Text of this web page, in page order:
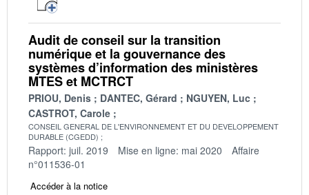
Audit de conseil sur la transition
numérique et la gouvernance des
systèmes d’information des ministères
MTES et MCTRCT
PRIOU, Denis DANTEC, Gérard
NGUYEN, Luc
CASTROT, Carole
CONSEIL GENERAL DE L'ENVIRONNEMENT ET DU DEVELOPPEMENT
DURABLE (CGEDD)
Rapport: juil. 2019 Mise en ligne: mai 2020
Affaire
n°011536-01
Accéder à la notice